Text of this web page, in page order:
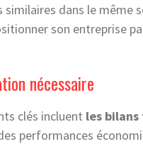
similaires dans le
son entreprise
nécessaire
clés incluent les
performances